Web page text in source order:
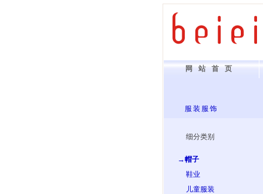
网站首页
服装服饰
细分类别
→帽子
鞋业
儿童服装